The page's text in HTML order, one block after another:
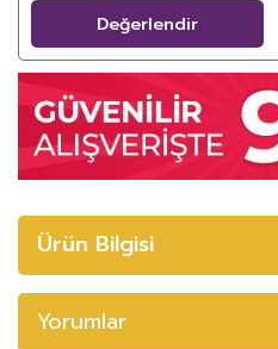
Değerlendir
Ürün Bilgisi
Yorumlar